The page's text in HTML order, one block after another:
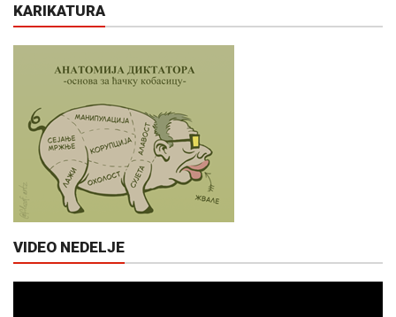
KARIKATURA
VIDEO NEDELJE